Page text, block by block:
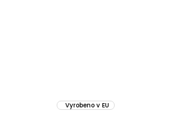
Vyrobeno v EU